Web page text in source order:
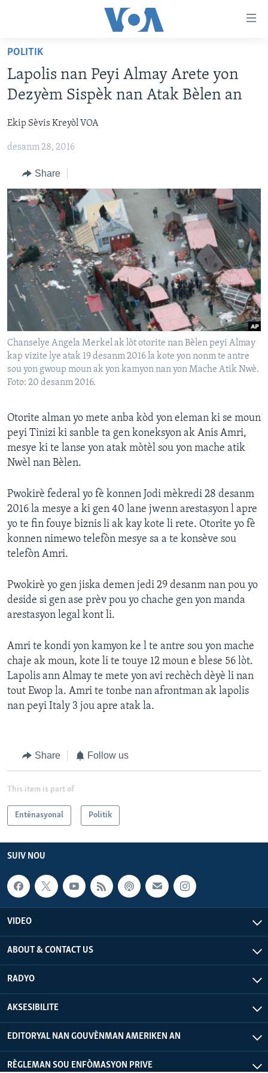
Skip
main
content
to
Navigation
Search
LÈZETAZINI
AMERIK LATIN
ENTÈNASYONAL
VIDEO
FLASHPOINT IKRÈN
Learning English
SUIV NOU
Languages
POLITIK
Lapolis nan Peyi Almay Arete yon
Dezyèm Sispèk nan Atak Bèlen an
Ekip Sèvis Kreyòl VOA
desanm 28, 2016
Share
Chanselye Angela Merkel ak lòt otorite nan Bèlen peyi Almay
kap vizite lye atak 19 desanm 2016 la kote yon nonm te antre
sou yon gwoup moun ak yon kamyon nan yon Mache Atik Nwè.
Foto: 20 desanm 2016.
Otorite alman yo mete anba kòd yon eleman ki se moun
peyi Tinizi ki sanble ta gen koneksyon ak Anis Amri,
mesye ki te lanse yon atak mòtèl sou yon mache atik
Nwèl nan Bèlen.
Pwokirè federal yo fè konnen Jodi mèkredi 28 desanm
2016 la mesye a ki gen 40 lane jwenn arestasyon l apre
yo te fin fouye biznis li ak kay kote li rete. Otorite yo fè
konnen nimewo telefòn mesye sa a te konsève sou
telefòn Amri.
Pwokirè yo gen jiska demen jedi 29 desanm nan pou yo
deside si gen ase prèv pou yo chache gen yon manda
arestasyon legal kont li.
Amri te kondi yon kamyon ke l te antre sou yon mache
chaje ak moun, kote li te touye 12 moun e blese 56 lòt.
Lapolis ann Almay te mete yon avi rechèch dèyè li nan
tout Ewop la. Amri te tonbe nan afrontman ak lapolis
nan peyi Italy 3 jou apre atak la.
Share Follow us
This item is part of
Entènasyonal Politik
SUIV NOU
VIDEO
ABOUT & CONTACT US
RADYO
AKSESIBILITE
EDITORYAL NAN GOUVÈNMAN AMERIKEN AN
RÈGLEMAN SOU ENFÒMASYON PRIVE